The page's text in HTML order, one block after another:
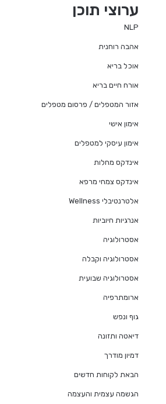
ערוצי תוכן
NLP
אהבה רוחנית
אוכל בריא
אורח חיים בריא
אזור המטפלים / פרסום מטפלים
אימון אישי
אימון עיסקי למטפלים
אינדקס מחלות
אינדקס צמחי מרפא
אלטרנטיבלי Wellness
אנרגיות חיוביות
אסטרולוגיה
אסטרולוגיה וקבלה
אסטרולוגיה שבועית
ארומתרפיה
גוף ונפש
דיאטה ותזונה
דמיון מודרך
הבאת לקוחות חדשים
הגשמה עצמית והעצמה